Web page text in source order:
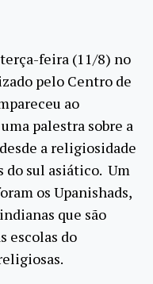
feira (11/8) no
pelo Centro de
ao
palestra sobre a
a religiosidade
do sul asiático. Um
os Upanishads,
que são
escolas do